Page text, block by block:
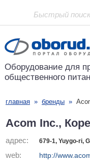
Проект основан в
Оборудование для
общественного
главная » бренды »
Acom Inc.,
адрес: 679-1, Yuygo-ri,
web: http://